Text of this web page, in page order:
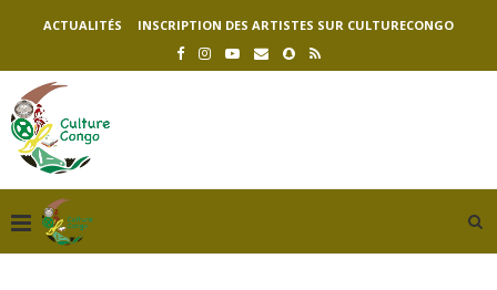
ACTUALITÉS INSCRIPTION DES ARTISTES SUR CULTURECONGO